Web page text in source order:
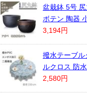
盆栽鉢 5号
ボテン 陶器
3,194円
撥水テーブ
ルクロス 防
2,580円